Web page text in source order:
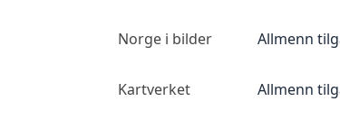
Norge i bilder Allmenn
Kartverket Allmenn